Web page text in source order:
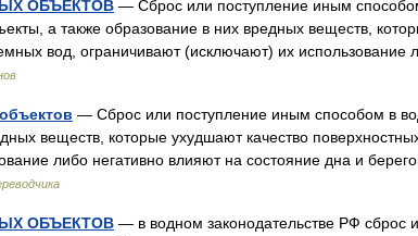
ОБЪЕКТОВ — Сброс или поступление иным
а также образование в них вредных веществ,
вод, ограничивают (исключают) их использование
— Сброс или поступление иным способом в
веществ, которые ухудшают качество
либо негативно влияют на состояние дна и
ОБЪЕКТОВ — в водном законодательстве РФ сброс